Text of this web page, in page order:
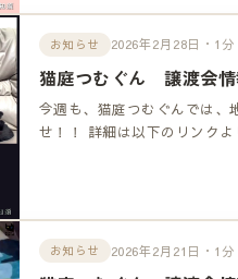
お知らせ 2026年2月28日・1分
猫庭つむぐん 譲渡会情
今週も、猫庭つむぐんでは、
せ！！ 詳細は以下のリンクよ
お知らせ 2026年2月21日・1分